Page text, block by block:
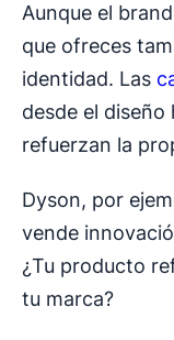
Aunque el
que ofreces
identidad. Las
desde el
refuerzan la
Dyson, por
vende
¿Tu producto
tu marca?